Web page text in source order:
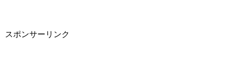
スポンサーリンク